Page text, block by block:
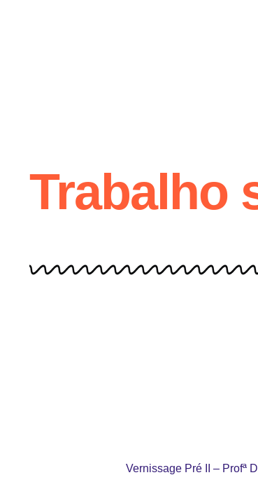
Trabalho
Vernissage Pré II – Profª